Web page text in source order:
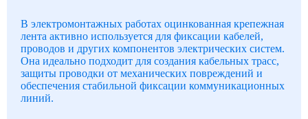
В электромонтажных работах оцинкованная крепежная
лента активно используется для фиксации кабелей,
проводов и других компонентов электрических систем.
Она идеально подходит для создания кабельных трасс,
защиты проводки от механических повреждений и
обеспечения стабильной фиксации коммуникационных
линий.